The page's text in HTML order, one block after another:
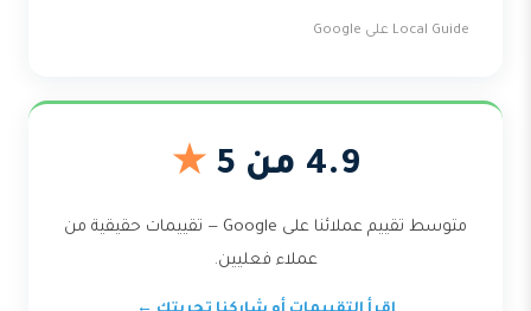
Local Guide على Google
4.9 من 5 ★
متوسط تقييم عملائنا على Google — تقييمات حقيقية من
عملاء فعليين.